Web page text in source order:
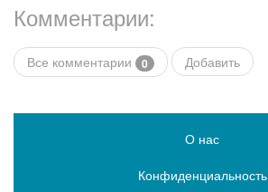
Комментарии:
Все комментарии 0 Добавить
О нас
Конфиденциальность